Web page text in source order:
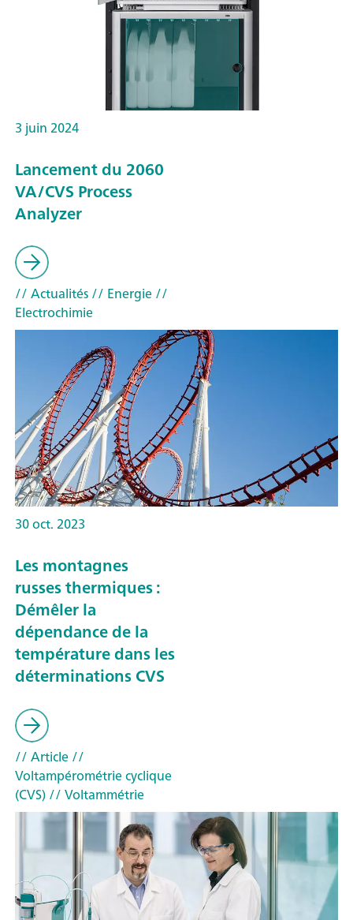
3 juin 2024
Lancement du 2060
VA/CVS Process
Analyzer
// Actualités// Energie//
Electrochimie
30 oct. 2023
Les montagnes
russes thermiques :
Démêler la
dépendance de la
température dans les
déterminations CVS
// Article//
Voltampérométrie cyclique
(CVS)// Voltammétrie